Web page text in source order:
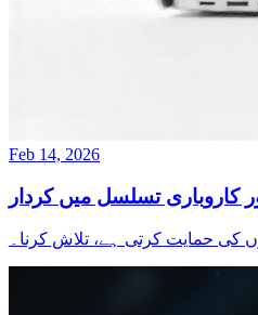
Feb 14, 2026
کاروباری تسلسل میں کردار
کی حمایت کرتی ہے، تلاش کرنا۔